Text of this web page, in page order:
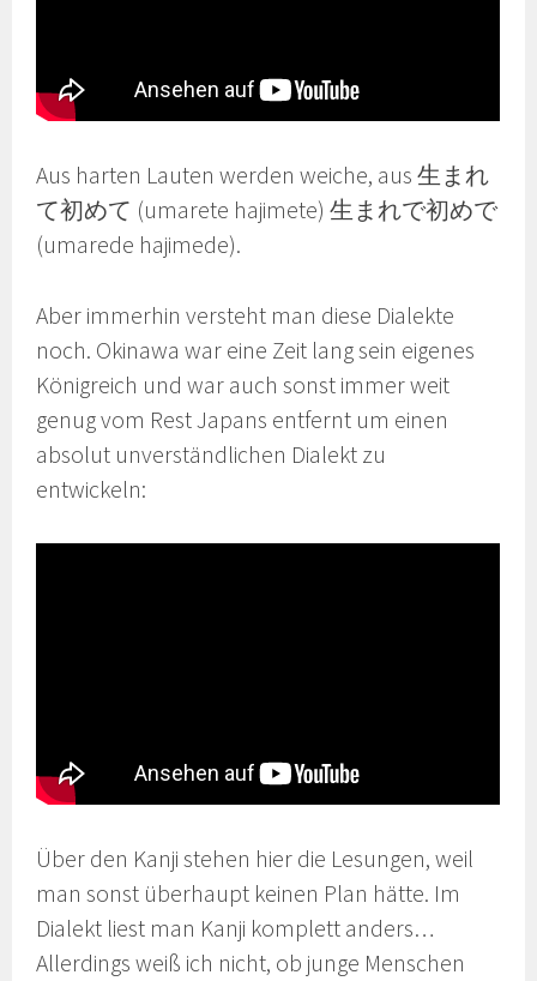
Aus harten Lauten werden weiche, aus 生まれ
て初めて (umarete hajimete) 生まれで初めで
(umarede hajimede).
Aber immerhin versteht man diese Dialekte
noch. Okinawa war eine Zeit lang sein eigenes
Königreich und war auch sonst immer weit
genug vom Rest Japans entfernt um einen
absolut unverständlichen Dialekt zu
entwickeln:
Über den Kanji stehen hier die Lesungen, weil
man sonst überhaupt keinen Plan hätte. Im
Dialekt liest man Kanji komplett anders…
Allerdings weiß ich nicht, ob junge Menschen